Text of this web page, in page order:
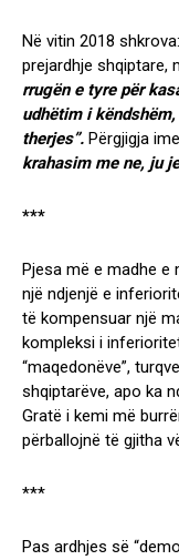
Në vitin 2018
prejardhje shqiptare,
rrugën e tyre për
udhëtim i
therjes”. Përgjigja
krahasim me ne, ju
***
Pjesa më e madhe e
një ndjenjë e
të kompensuar një
kompleksi i
“maqedonëve”,
shqiptarëve, apo ka
Gratë i kemi më
përballojnë të gjitha
***
Pas ardhjes së